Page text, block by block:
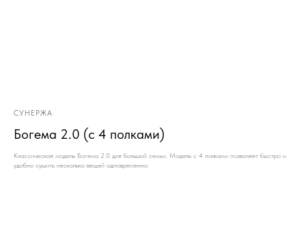
СУНЕРЖА
Богема 2.0 (с 4 полками)
Классическая модель Богема 2.0 для большой семьи. Модель с 4 полками позволяет быстро и
удобно сушить несколько вещей одновременно.